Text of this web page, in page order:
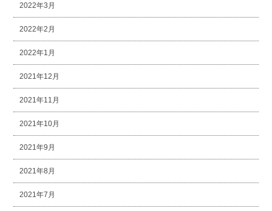
2022年3月
2022年2月
2022年1月
2021年12月
2021年11月
2021年10月
2021年9月
2021年8月
2021年7月